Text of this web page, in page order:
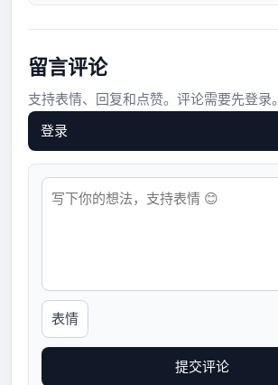
留言评论
支持表情、回复和点赞。评论需要先登录。
登录
表情
提交评论